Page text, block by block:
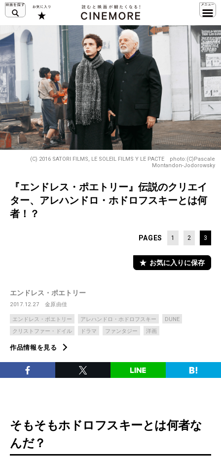
(C) 2016 SATORI FILMS, LE SOLEIL FILMS Y LE PACTE photo:(C)Pascale
Montandon-Jodorowsky
『エンドレス・ポエトリー』伝説のクリエイ
ター、アレハンドロ・ホドロフスキーとは何
者！？
PAGES 1 2 3
お気に入りに保存
エンドレス・ポエトリー
2017.12.27 金原由佳
エンドレス・ポエトリー アレハンドロ・ホドロフスキー
DUNE
クリストファー・ドイル
ドラマ ファンタジー 洋画
作品情報を見る
そもそもホドロフスキーとは何者な
んだ？